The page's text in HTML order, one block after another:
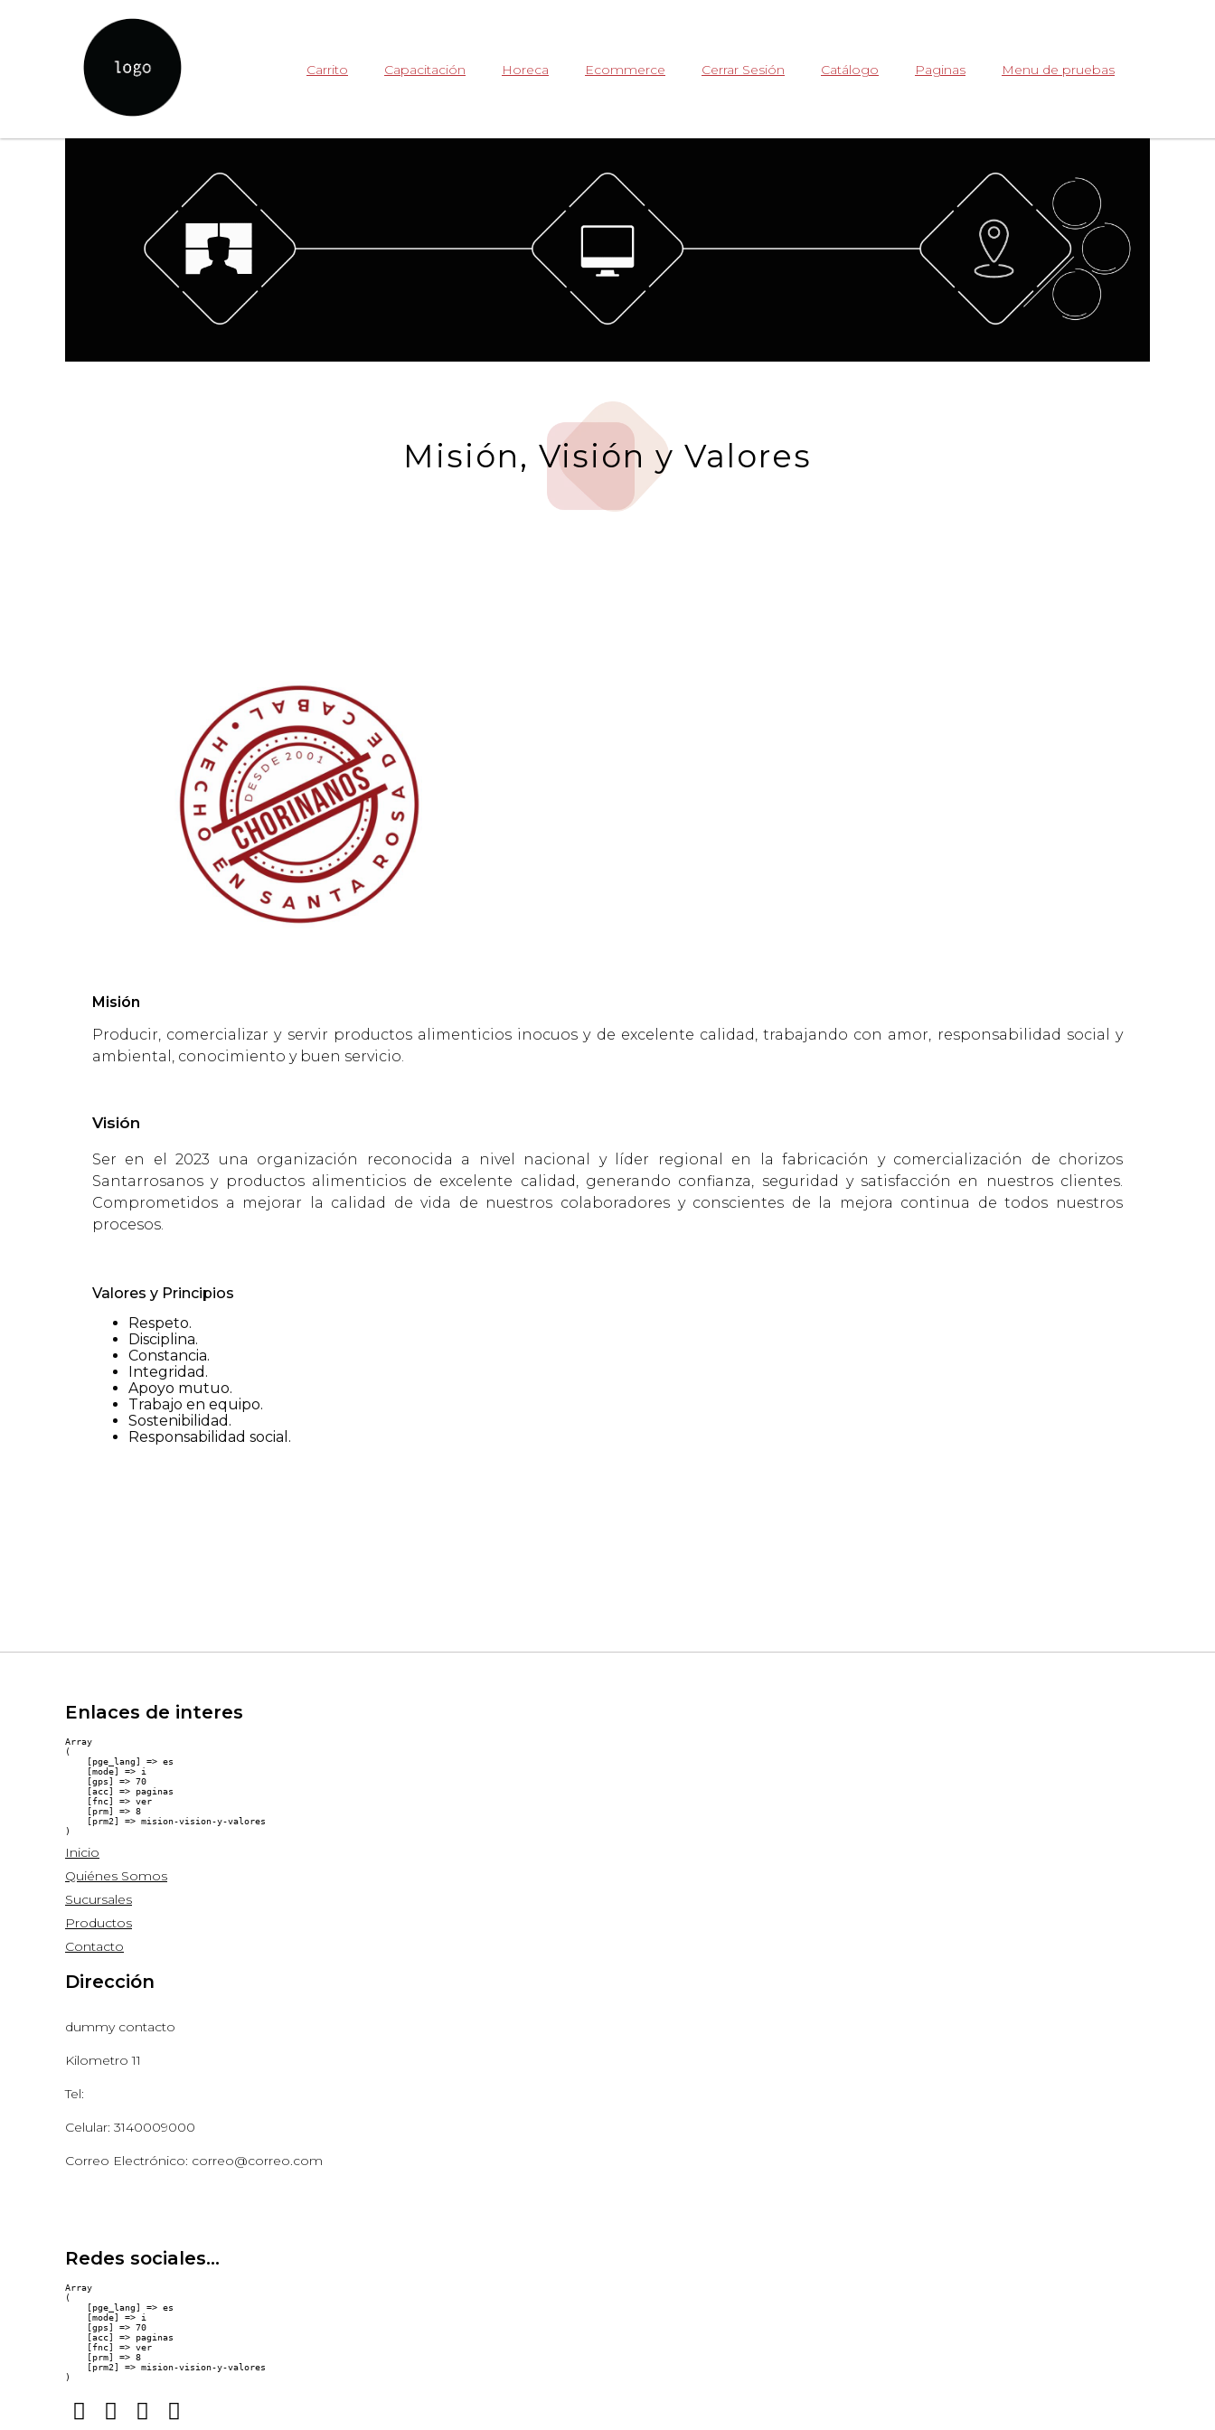
Carrito Capacitación Horeca Ecommerce Cerrar Sesión Catálogo Paginas Menu de pruebas
Misión, Visión y Valores
Misión
Producir, comercializar y servir productos alimenticios inocuos y de excelente calidad, trabajando con amor, responsabilidad social y
ambiental, conocimiento y buen servicio.
Visión
Ser en el 2023 una organización reconocida a nivel nacional y líder regional en la fabricación y comercialización de chorizos
Santarrosanos y productos alimenticios de excelente calidad, generando confianza, seguridad y satisfacción en nuestros clientes.
Comprometidos a mejorar la calidad de vida de nuestros colaboradores y conscientes de la mejora continua de todos nuestros
procesos.
Valores y Principios
Respeto.
Disciplina.
Constancia.
Integridad.
Apoyo mutuo.
Trabajo en equipo.
Sostenibilidad.
Responsabilidad social.
Enlaces de interes
Array
(
    [pge_lang] => es
    [mode] => i
    [gps] => 70
    [acc] => paginas
    [fnc] => ver
    [prm] => 8
    [prm2] => mision-vision-y-valores
Inicio
Quiénes Somos
Sucursales
Productos
Contacto
Dirección
dummy contacto
Kilometro 11
Tel:
Celular: 3140009000
Correo Electrónico: correo@correo.com
Redes sociales...
Array
(
    [pge_lang] => es
    [mode] => i
    [gps] => 70
    [acc] => paginas
    [fnc] => ver
    [prm] => 8
    [prm2] => mision-vision-y-valores